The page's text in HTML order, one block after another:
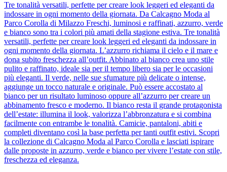
Tre tonalità versatili, perfette per creare look leggeri ed eleganti da
indossare in ogni momento della giornata. Da Calcagno Moda al
Parco Corolla di Milazzo Freschi, luminosi e raffinati, azzurro, verde
e bianco sono tra i colori più amati della stagione estiva. Tre tonalità
versatili, perfette per creare look leggeri ed eleganti da indossare in
ogni momento della giornata. L’azzurro richiama il cielo e il mare e
dona subito freschezza all’outfit. Abbinato al bianco crea uno stile
pulito e raffinato, ideale sia per il tempo libero sia per le occasioni
più eleganti. Il verde, nelle sue sfumature più delicate o intense,
aggiunge un tocco naturale e originale. Può essere accostato al
bianco per un risultato luminoso oppure all’azzurro per creare un
abbinamento fresco e moderno. Il bianco resta il grande protagonista
dell’estate: illumina il look, valorizza l’abbronzatura e si combina
facilmente con entrambe le tonalità. Camicie, pantaloni, abiti e
completi diventano così la base perfetta per tanti outfit estivi. Scopri
la collezione di Calcagno Moda al Parco Corolla e lasciati ispirare
dalle proposte in azzurro, verde e bianco per vivere l’estate con stile,
freschezza ed eleganza.